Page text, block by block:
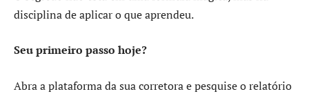
disciplina de aplicar o que aprendeu.
Seu primeiro passo hoje?
Abra a plataforma da sua corretora e pesquise o relatório